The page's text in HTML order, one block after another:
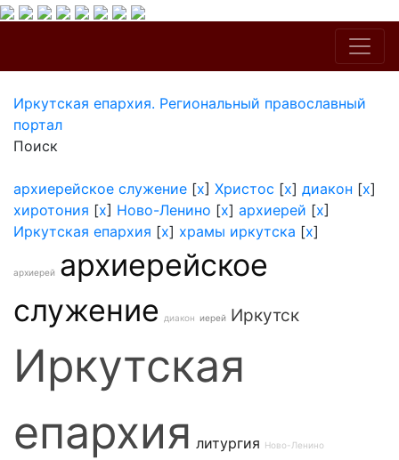
Иркутская епархия. Региональный православный
портал
Поиск
архиерейское служение [x] Христос [x] диакон [x]
хиротония [x] Ново-Ленино [x] архиерей [x]
Иркутская епархия [x] храмы иркутска [x]
архиерей архиерейское
служение
диакон иерей Иркутск
Иркутская
епархия литургия Ново-Ленино